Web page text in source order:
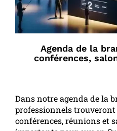
Agenda de la
conférences,
Dans notre agenda de la
professionnels trouveront
conférences, réunions et